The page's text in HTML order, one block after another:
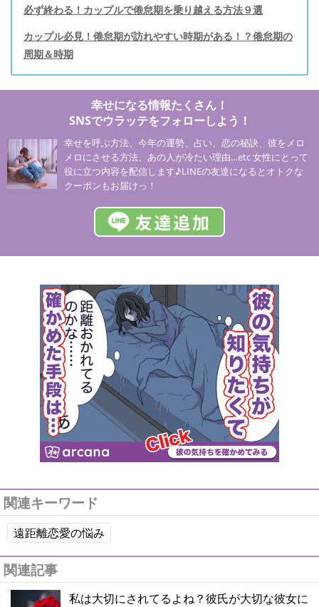
必ず終わる！カップルで倦怠期を乗り越える方法９選
カップル必見！倦怠期が訪れやすい時期がある！？倦怠期の
周期＆時期
幸せになる情報たくさん！
SNSでウラッテをフォローしよう！
幸せを呼ぶ方法、今年の運勢、占い、恋の秘訣、彼をメロ
メロにさせる方法、あの人が冷たい理由…etc 女性にとって
役に立つ内容を配信します♪LINEの友達になるとオトクな
クーポンもお届けっ！
関連キーワード
遠距離恋愛の悩み
関連記事
私は大切にされてるよね？彼氏が大切な彼女に